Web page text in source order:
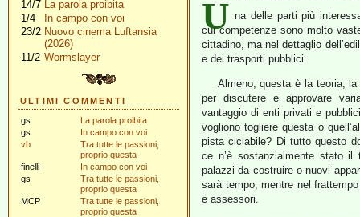
14/7 La parola proibita
1/4
In campo con voi
23/2 Nuovo cinema Luftansia
(2026)
11/2 Wormslayer
ULTIMI COMMENTI
gs
La parola proibita
gs
In campo con voi
vb
Tra tutte le passioni,
proprio questa
finelli
In campo con voi
gs
Tra tutte le passioni,
proprio questa
MCP
Tra tutte le passioni,
proprio questa
U na delle parti più
cui competenze sono molto
cittadino, ma nel dettaglio
e dei trasporti pubblici.
Almeno, questa è la teoria;
per discutere e approvare
vantaggio di enti privati e
vogliono togliere questa o
pista ciclabile? Di tutto questo
ce n’è sostanzialmente stato il
palazzi da costruire o nuovi
sarà tempo, mentre nel
e assessori.